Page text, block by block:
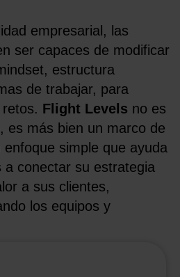
empresarial, las
ser capaces de modificar
estructura
de trabajar, para
Flight Levels no es
es más bien un marco de
simple que ayuda
a conectar su estrategia
a sus clientes,
los equipos y